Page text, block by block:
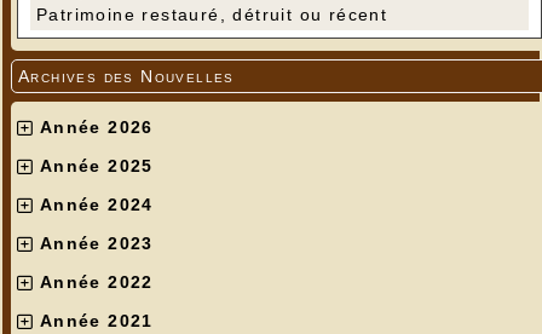
Patrimoine restauré, détruit ou récent
Archives des Nouvelles
Année 2026
Année 2025
Année 2024
Année 2023
Année 2022
Année 2021